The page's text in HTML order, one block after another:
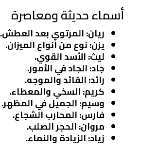
أسماء حديثة ومعاصرة
ريان: المرتوي بعد العطش.
يزن: نوع من أنواع الميزان.
ليث: الأسد القوي.
جاد: الجاد في الأمور.
رائد: القائد والموجه.
كريم: السخي والمعطاء.
وسيم: الجميل في المظهر.
فارس: المحارب الشجاع.
مروان: الحجر الصلب.
زياد: الزيادة والنماء.